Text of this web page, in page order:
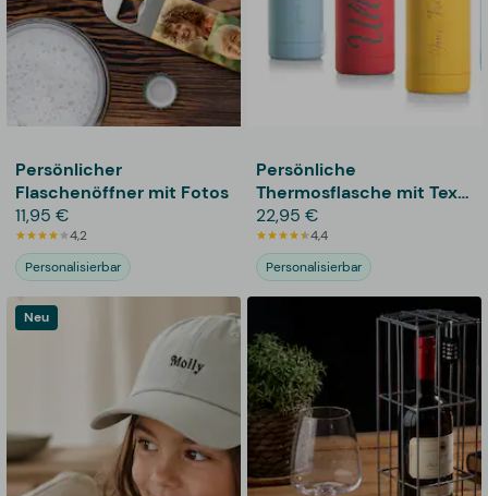
Persönlicher
Flaschenöffner mit Fotos
11,95 €
4,2
Personalisierbar
Persönliche
Thermosflasche mit Text
- 500 ml
22,95 €
4,4
Personalisierbar
Neu